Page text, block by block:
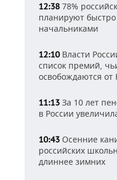
12:38 78%
планируют быстро
начальниками
12:10Власти
список премий,
освобождаются
11:13 За 10 лет
в России
10:43 Осенние
российских
длиннее зимних